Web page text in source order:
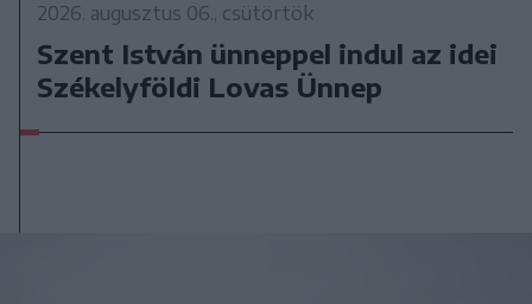
2026. augusztus 06., csütörtök
Szent István ünneppel indul az idei
Székelyföldi Lovas Ünnep